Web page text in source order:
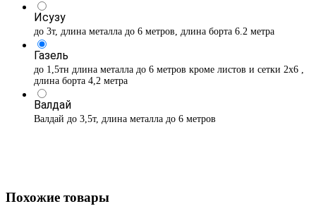
Исузу
до 3т, длина металла до 6 метров, длина борта 6.2 метра
Газель
до 1,5тн длина металла до 6 метров кроме листов и сетки 2х6 ,
длина борта 4,2 метра
Валдай
Валдай до 3,5т, длина металла до 6 метров
Похожие товары